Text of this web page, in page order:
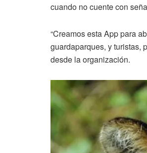
cuando no cuente con
“Creamos esta App para
guardaparques, y turistas,
desde la organización.